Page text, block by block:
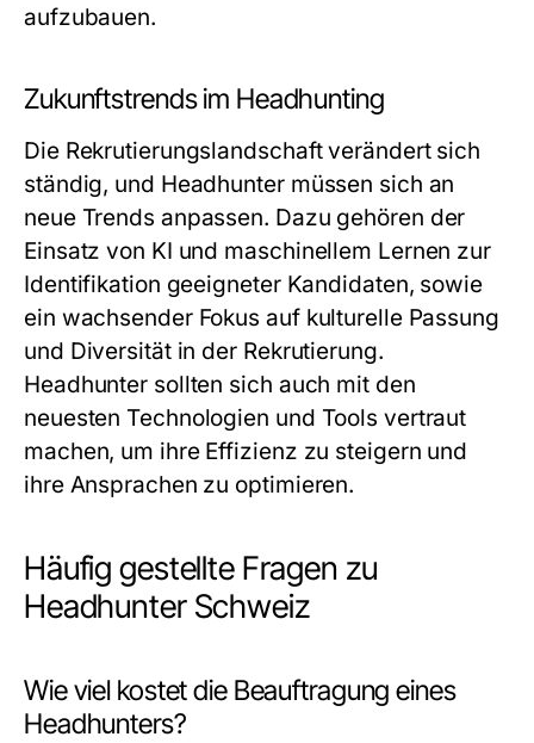
aufzubauen.
Zukunftstrends im Headhunting
Die Rekrutierungslandschaft verändert sich
ständig, und Headhunter müssen sich an
neue Trends anpassen. Dazu gehören der
Einsatz von KI und maschinellem Lernen zur
Identifikation geeigneter Kandidaten, sowie
ein wachsender Fokus auf kulturelle Passung
und Diversität in der Rekrutierung.
Headhunter sollten sich auch mit den
neuesten Technologien und Tools vertraut
machen, um ihre Effizienz zu steigern und
ihre Ansprachen zu optimieren.
Häufig gestellte Fragen zu
Headhunter Schweiz
Wie viel kostet die Beauftragung eines
Headhunters?